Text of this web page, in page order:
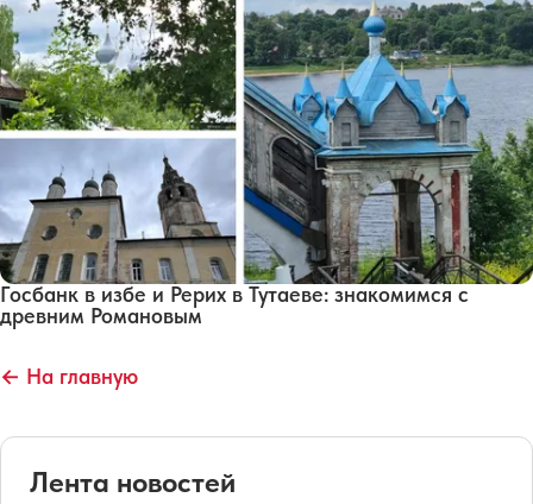
Госбанк в избе и Рерих в Тутаеве: знакомимся с
древним Романовым
← На главную
Лента новостей